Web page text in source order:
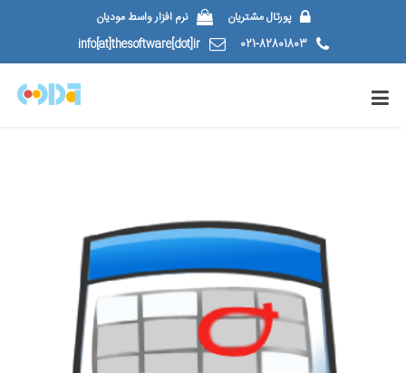
پورتال مشتریان
نرم افزار واسط مودیان
021-82801803
info[at]thesoftware[dot]ir